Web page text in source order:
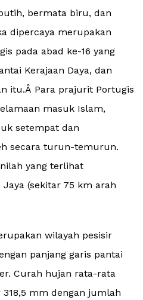
bermata biru, dan
dipercaya merupakan
pada abad ke-16 yang
Kerajaan Daya, dan
itu.Â Para prajurit Portugis
masuk Islam,
setempat dan
secara turun-temurun.
yang terlihat
(sekitar 75 km arah
wilayah pesisir
panjang garis pantai
Curah hujan rata-rata
mm dengan jumlah